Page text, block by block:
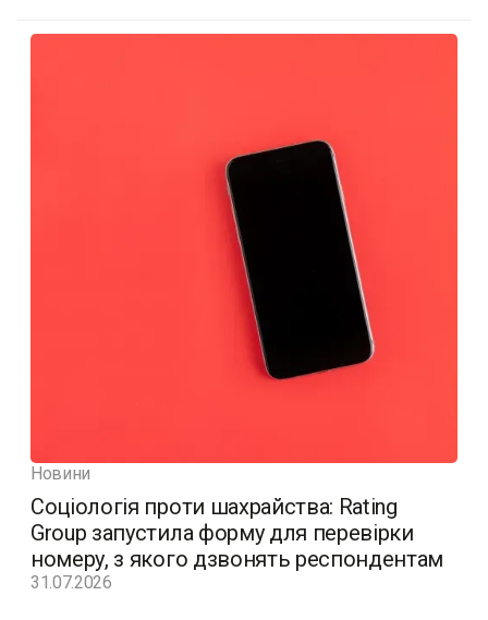
Новини
Соціологія проти шахрайства: Rating
Group запустила форму для перевірки
номеру, з якого дзвонять респондентам
31.07.2026